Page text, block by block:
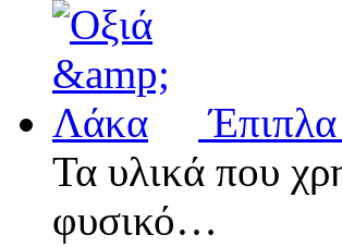
Τα υλικά που
φυσικό…